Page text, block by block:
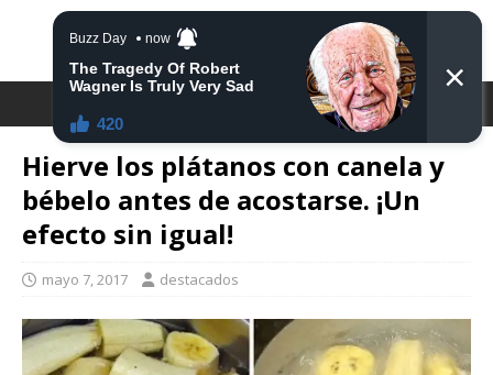
DESTACA2
Hierve los plátanos con canela y
bébelo antes de acostarse. ¡Un
efecto sin igual!
mayo 7, 2017 destacados